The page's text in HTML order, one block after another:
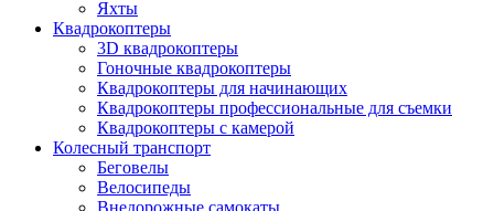
Яхты
Квадрокоптеры
3D квадрокоптеры
Гоночные квадрокоптеры
Квадрокоптеры для начинающих
Квадрокоптеры профессиональные для съемки
Квадрокоптеры с камерой
Колесный транспорт
Беговелы
Велосипеды
Внедорожные самокаты